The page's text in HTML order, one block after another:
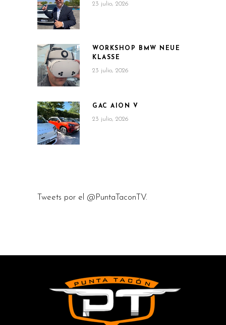
23 julio, 2026
WORKSHOP BMW NEUE
KLASSE
23 julio, 2026
GAC AION V
23 julio, 2026
Tweets por el @PuntaTaconTV.